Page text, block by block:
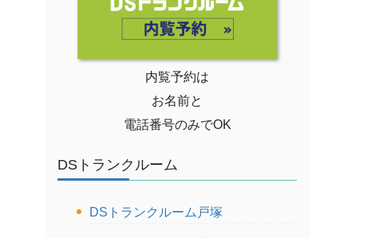
内覧予約は
お名前と
電話番号のみでOK
DSトランクルーム
DSトランクルーム戸塚